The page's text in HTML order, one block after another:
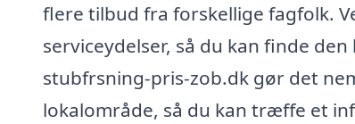
flere tilbud fra forskellige fagfolk.
serviceydelser, så du kan finde
stubfrsning-pris-zob.dk gør det
lokalområde, så du kan træffe et